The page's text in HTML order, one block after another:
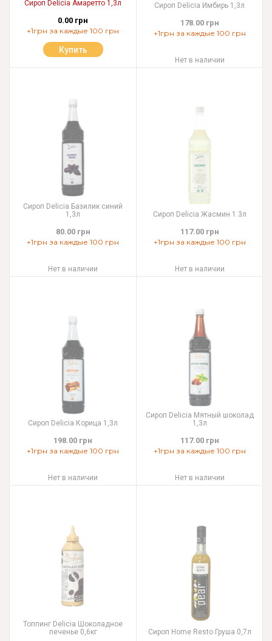
Сироп Delicia Амаретто 1,3л
0.00 грн
+1грн за каждые 100 грн
Купить
Сироп Delicia Имбирь 1,3л
178.00 грн
+1грн за каждые 100 грн
Нет в наличии
Сироп Delicia Базилик синий
1,3л
80.00 грн
+1грн за каждые 100 грн
Нет в наличии
Сироп Delicia Жасмин 1.3л
117.00 грн
+1грн за каждые 100 грн
Нет в наличии
Сироп Delicia Корица 1,3л
198.00 грн
+1грн за каждые 100 грн
Нет в наличии
Сироп Delicia Мятный шоколад
1,3л
117.00 грн
+1грн за каждые 100 грн
Нет в наличии
Топпинг Delicia Шоколадное
печенье 0,6кг
Сироп Home Resto Груша 0,7л